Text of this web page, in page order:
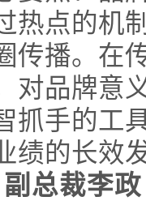
热点的机
传播。在
对品牌意
抓手的工
绩的长效
总裁李